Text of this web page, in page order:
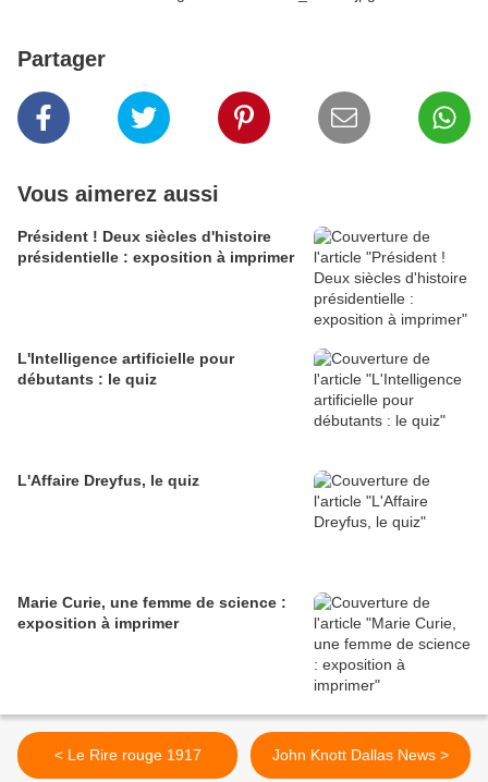
Partager
Vous aimerez aussi
Président ! Deux siècles d'histoire
présidentielle : exposition à imprimer
L'Intelligence artificielle pour
débutants : le quiz
L'Affaire Dreyfus, le quiz
Marie Curie, une femme de science :
exposition à imprimer
< Le Rire rouge 1917 John Knott Dallas News >